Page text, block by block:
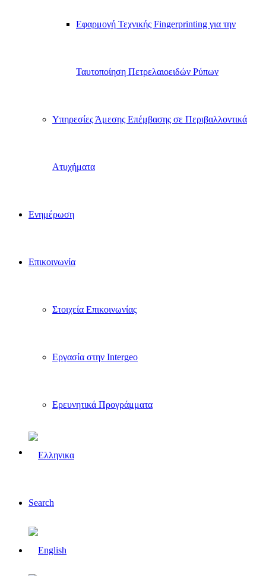
Εφαρμογή Τεχνικής Fingerprinting για την
Ταυτοποίηση Πετρελαιοειδών Ρύπων
Υπηρεσίες Άμεσης Επέμβασης σε Περιβαλλοντικά
Ατυχήματα
Ενημέρωση
Επικοινωνία
Στοιχεία Επικοινωνίας
Εργασία στην Intergeo
Ερευνητικά Προγράμματα
Search